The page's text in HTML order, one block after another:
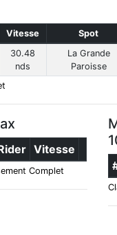
Vitesse
Spot
30.48
nds
La Grande
Paroisse
Vitesse
Complet